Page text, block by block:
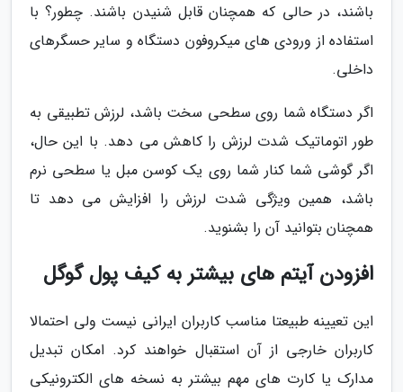
باشند، در حالی که همچنان قابل شنیدن باشند. چطور؟ با
استفاده از ورودی های میکروفون دستگاه و سایر حسگرهای
داخلی.
اگر دستگاه شما روی سطحی سخت باشد، لرزش تطبیقی به
طور اتوماتیک شدت لرزش را کاهش می دهد. با این حال،
اگر گوشی شما کنار شما روی یک کوسن مبل یا سطحی نرم
باشد، همین ویژگی شدت لرزش را افزایش می دهد تا
همچنان بتوانید آن را بشنوید.
افزودن آیتم های بیشتر به کیف پول گوگل
این تعیینه طبیعتا مناسب کاربران ایرانی نیست ولی احتمالا
کاربران خارجی از آن استقبال خواهند کرد. امکان تبدیل
مدارک یا کارت های مهم بیشتر به نسخه های الکترونیکی